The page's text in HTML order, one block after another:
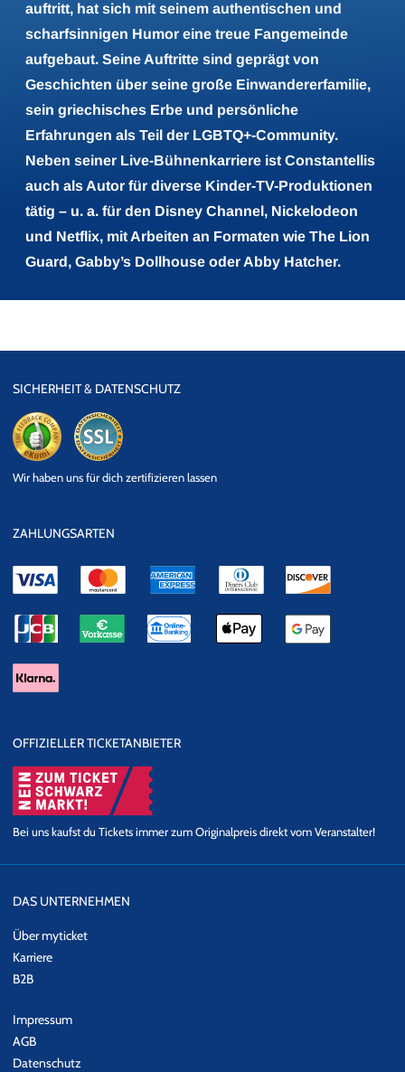
auftritt, hat sich mit seinem authentischen und
scharfsinnigen Humor eine treue Fangemeinde
aufgebaut. Seine Auftritte sind geprägt von
Geschichten über seine große Einwandererfamilie,
sein griechisches Erbe und persönliche
Erfahrungen als Teil der LGBTQ+-Community.
Neben seiner Live-Bühnenkarriere ist Constantellis
auch als Autor für diverse Kinder-TV-Produktionen
tätig – u. a. für den Disney Channel, Nickelodeon
und Netflix, mit Arbeiten an Formaten wie The Lion
Guard, Gabby’s Dollhouse oder Abby Hatcher.
SICHERHEIT & DATENSCHUTZ
Datensicherheit
Wir haben uns für dich zertifizieren lassen
ZAHLUNGSARTEN
OFFIZIELLER TICKETANBIETER
Bei uns kaufst du Tickets immer zum Originalpreis direkt vom Veranstalter!
DAS UNTERNEHMEN
Über myticket
Karriere
B2B
Impressum
AGB
Datenschutz